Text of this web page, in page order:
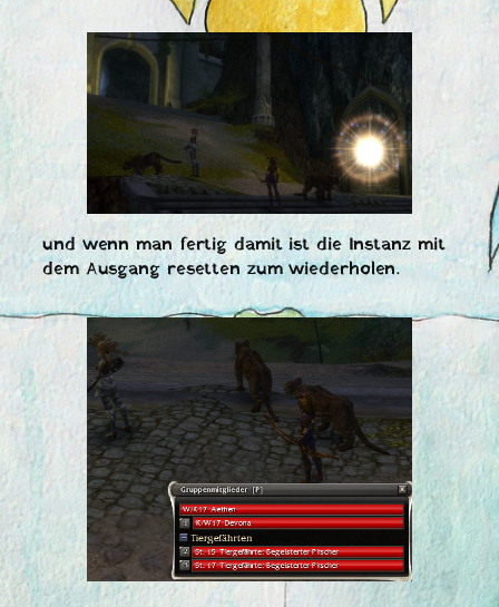
und wenn man fertig damit ist die Instanz mit
dem Ausgang resetten zum wiederholen.